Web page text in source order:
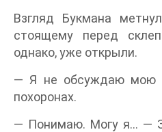
Взгляд Букмана
стоящему перед
однако, уже открыли.
— Я не обсуждаю мою
похоронах.
— Понимаю. Могу я… —